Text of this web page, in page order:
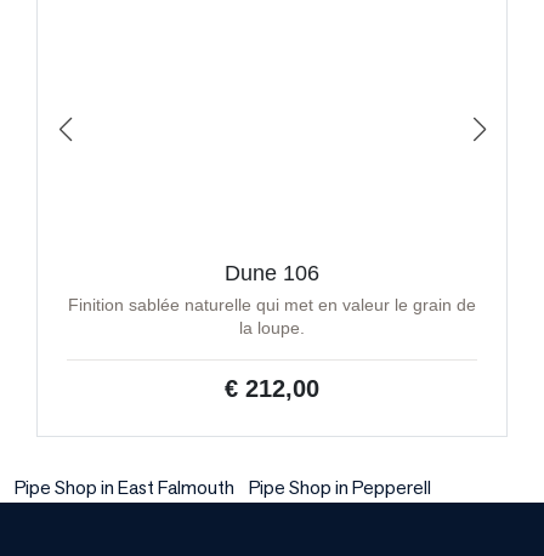
Dune 106
Finition sablée naturelle qui met en valeur le grain de
la loupe.
€ 212,00
Pipe Shop in East Falmouth Pipe Shop in Pepperell